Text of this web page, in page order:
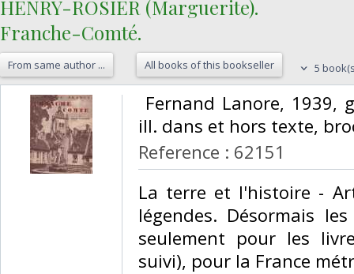
‎HENRY-ROSIER (Marguerite).‎
‎Franche-Comté.‎
From same author ... All books of this bookseller 5
Fernand Lanore, 1939,
ill. dans et hors texte,
Reference : 62151
‎La terre et l'histoire -
légendes. Désormais
seulement pour les
suivi), pour la France